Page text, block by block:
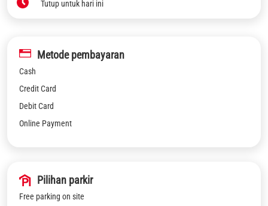
Tutup untuk hari ini
Metode pembayaran
Cash
Credit Card
Debit Card
Online Payment
Pilihan parkir
Free parking on site